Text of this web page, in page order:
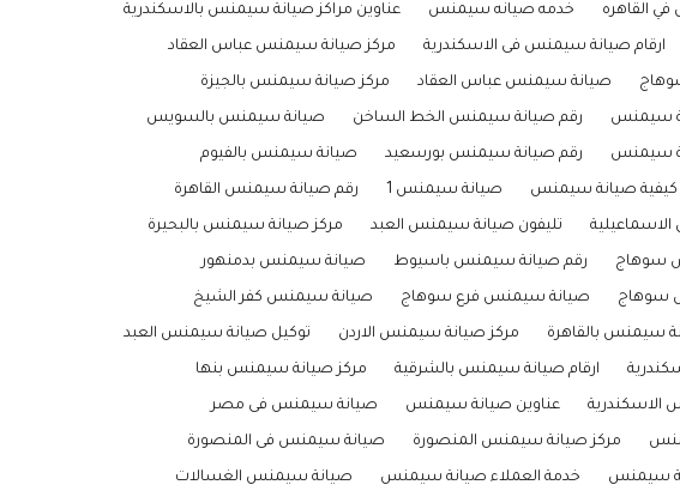
القاهره خدمه صيانه سيمنس عناوين مراكز صيانة سيمنس بالاسكندرية
ارقام صيانة سيمنس فى الاسكندرية مركز صيانة سيمنس عباس العقاد
صيانة سيمنس عباس العقاد مركز صيانة سيمنس بالجيزة
سيمنس رقم صيانة سيمنس الخط الساخن صيانة سيمنس بالسويس
سيمنس رقم صيانة سيمنس بورسعيد صيانة سيمنس بالفيوم
كيفية صيانة سيمنس صيانة سيمنس 1 رقم صيانة سيمنس القاهرة
تليفون صيانة سيمنس العبد مركز صيانة سيمنس بالبحيرة
سوهاج رقم صيانة سيمنس باسيوط صيانة سيمنس بدمنهور
سوهاج صيانة سيمنس فرع سوهاج صيانة سيمنس كفر الشيخ
سيمنس بالقاهرة مركز صيانة سيمنس الاردن توكيل صيانة سيمنس العبد
ارقام صيانة سيمنس بالشرقية مركز صيانة سيمنس بنها
الاسكندرية عناوين صيانة سيمنس صيانة سيمنس فى مصر
مركز صيانة سيمنس المنصورة صيانة سيمنس فى المنصورة
سيمنس خدمة العملاء صيانة سيمنس صيانة سيمنس الغسالات